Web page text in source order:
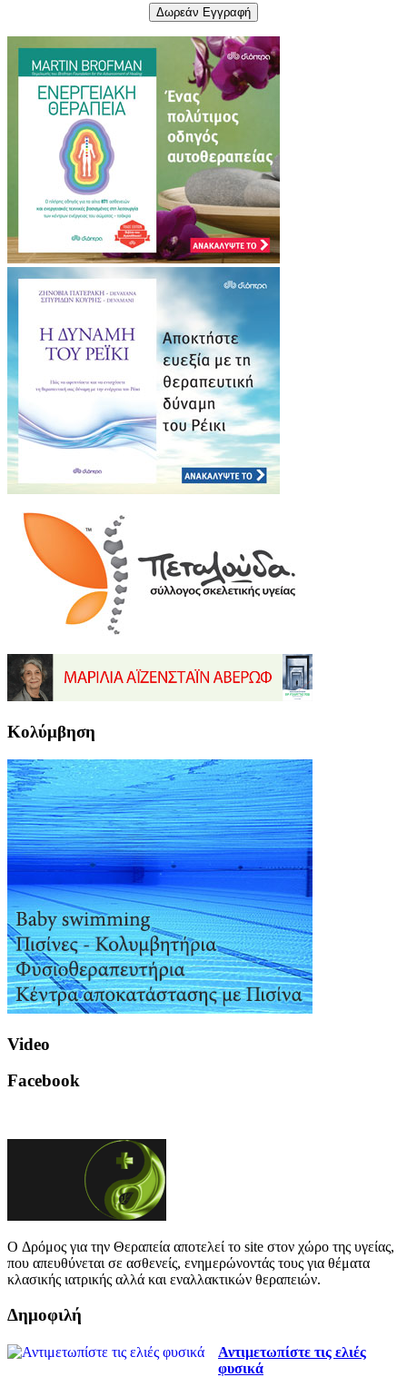
Κολύμβηση
Video
Facebook
O Δρόμος για την Θεραπεία αποτελεί το site στον χώρο της υγείας,
που απευθύνεται σε ασθενείς, ενημερώνοντάς τους για θέματα
κλασικής ιατρικής αλλά και εναλλακτικών θεραπειών.
Δημοφιλή
Αντιμετωπίστε τις ελιές
φυσικά